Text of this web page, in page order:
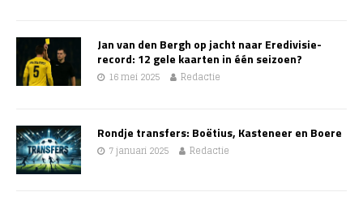
Jan van den Bergh op jacht naar Eredivisie-
record: 12 gele kaarten in één seizoen?
16 mei 2025 Redactie
Rondje transfers: Boëtius, Kasteneer en Boere
7 januari 2025 Redactie